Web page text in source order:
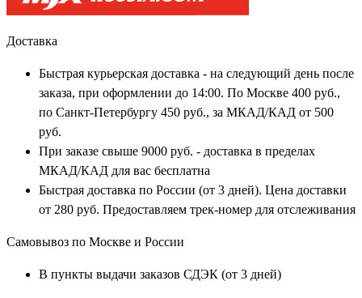
Доставка
Быстрая курьерская доставка - на следующий день после
заказа, при оформлении до 14:00. По Москве 400 руб.,
по Санкт-Петербургу 450 руб., за МКАД/КАД от 500
руб.
При заказе свыше 9000 руб. - доставка в пределах
МКАД/КАД для вас бесплатна
Быстрая доставка по России (от 3 дней). Цена доставки
от 280 руб. Предоставляем трек-номер для отслеживания
Самовывоз по Москве и России
В пункты выдачи заказов СДЭК (от 3 дней)